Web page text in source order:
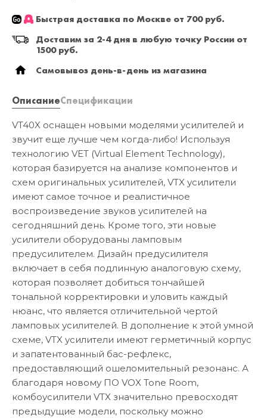
Быстрая доставка по Москве от 700 руб.
Доставим за 2-4 дня в любую точку России от
1500 руб.
Самовывоз день-в-день из магазина
ОписаниеСпецификации
VT40X оснащен новыми моделями усилителей и
звучит еще лучше чем когда-либо! Используя
технологию VET (Virtual Element Technology),
которая базируется на анализе компонентов и
схем оригинальных усилителей, VTX усилители
имеют самое точное и реалистичное
воспроизведение звуков усилителей на
сегодняшний день. Кроме того, эти новые
усилители оборудованы ламповым
предусилителем. Дизайн предусилителя
включает в себя подлинную аналоговую схему,
которая позволяет добиться тончайшей
тональной корректировки и уловить каждый
нюанс, что является отличительной чертой
ламповых усилителей. В дополнение к этой умной
схеме, VTX усилители имеют герметичный корпус
и запатентованный бас-рефлекс,
предоставляющий ошеломительный резонанс. А
благодаря новому ПО VOX Tone Room,
комбоусилители VTX значительно превосходят
предыдущие модели, поскольку можно